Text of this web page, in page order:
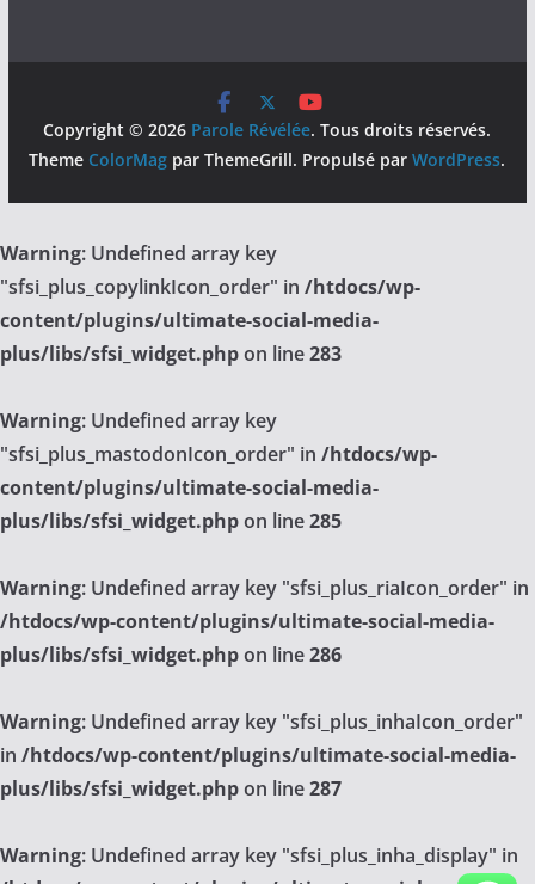
Copyright © 2026 Parole Révélée. Tous droits réservés.
Theme ColorMag par ThemeGrill. Propulsé parWordPress.
Warning: Undefined array key
"sfsi_plus_copylinkIcon_order" in /htdocs/wp-
content/plugins/ultimate-social-media-
plus/libs/sfsi_widget.phpon line283
Warning: Undefined array key
"sfsi_plus_mastodonIcon_order" in /htdocs/wp-
content/plugins/ultimate-social-media-
plus/libs/sfsi_widget.phpon line285
Warning: Undefined array key "sfsi_plus_riaIcon_order" in
/htdocs/wp-content/plugins/ultimate-social-media-
plus/libs/sfsi_widget.phpon line286
Warning: Undefined array key "sfsi_plus_inhaIcon_order"
in /htdocs/wp-content/plugins/ultimate-social-media-
plus/libs/sfsi_widget.phpon line287
Warning: Undefined array key "sfsi_plus_inha_display" in